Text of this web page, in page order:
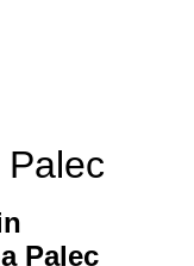
Palec